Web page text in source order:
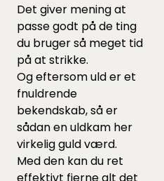
Det giver mening at
passe godt på de ting
du bruger så meget tid
på at strikke.
Og eftersom uld er et
fnuldrende
bekendskab, så er
sådan en uldkam her
virkelig guld værd.
Med den kan du ret
effektivt fjerne alt det